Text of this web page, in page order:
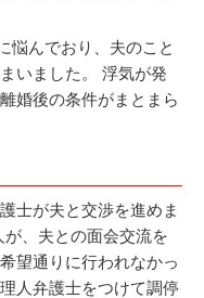
悩んでおり、夫のこと
いました。 浮気が発
婚後の条件がまとまら
士が夫と交渉を進めま
、夫との面会交流を
望通りに行われなかっ
人弁護士をつけて調停